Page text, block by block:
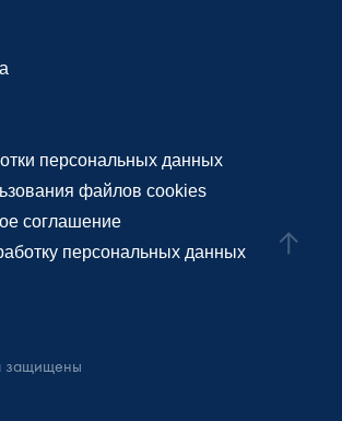
персональных данных
файлов cookies
соглашение
персональных данных
защищены